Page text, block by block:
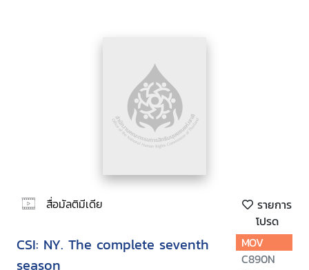
สื่อมัลติมีเดีย
รายการ
โปรด
CSI: NY. The complete seventh
season
MOV
C890N